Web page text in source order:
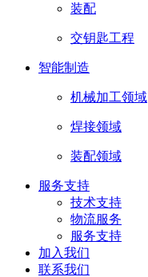
装配
交钥匙工程
智能制造
机械加工领域
焊接领域
装配领域
服务支持
技术支持
物流服务
服务支持
加入我们
联系我们